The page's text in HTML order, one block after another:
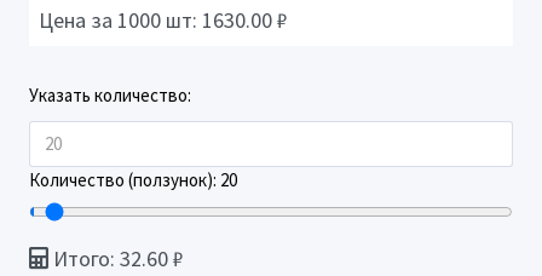
Цена за 1000 шт: 1630.00₽
Указать количество:
Количество (ползунок): 20
Итого: 32.60₽